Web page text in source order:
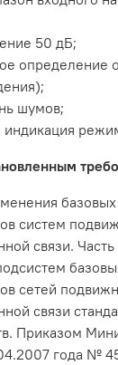
50 дБ;
определение
шумов;
индикация
базовых
систем
связи.
сетей
связи
Приказом
года №